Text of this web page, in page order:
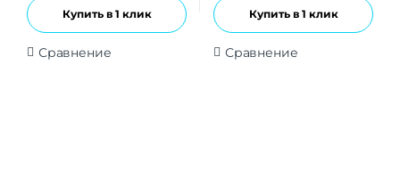
Купить в 1 клик
Сравнение
Купить в 1 клик
Сравнение